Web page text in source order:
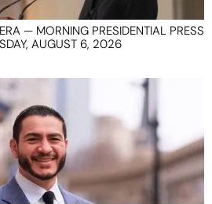
— MORNING PRESIDENTIAL PRESS
AUGUST 6, 2026